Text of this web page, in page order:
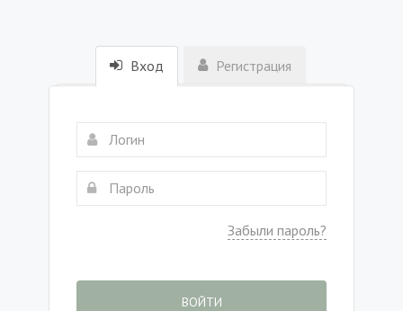
Вход Регистрация
Забыли пароль?
ВОЙТИ